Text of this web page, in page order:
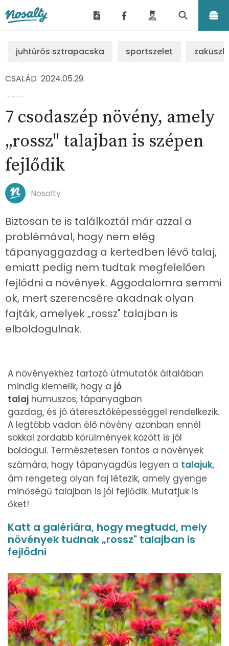
juhtúrós sztrapacska sportszelet
CSALÁD 2024.05.29.
7 csodaszép növény, amely
„rossz" talajban is szépen
fejlődik
Nosalty
Biztosan te is találkoztál már azzal a
problémával, hogy nem elég
tápanyaggazdag a kertedben lévő talaj,
emiatt pedig nem tudtak megfelelően
fejlődni a növények. Aggodalomra semmi
ok, mert szerencsére akadnak olyan
fajták, amelyek „rossz" talajban is
elboldogulnak.
A növényekhez tartozó útmutatók általában
mindig kiemelik, hogy a jó
talaj humuszos, tápanyagban
gazdag, és jó áteresztőképességgel rendelkezik.
A legtöbb vadon élő növény azonban ennél
sokkal zordabb körülmények között is jól
boldogul. Természetesen fontos a növények
számára, hogy tápanyagdús legyen a talajuk,
ám rengeteg olyan faj létezik, amely gyenge
minőségű talajban is jól fejlődik. Mutatjuk is
őket!
Katt a galériára, hogy megtudd, mely
növények tudnak „rossz" talajban is
fejlődni